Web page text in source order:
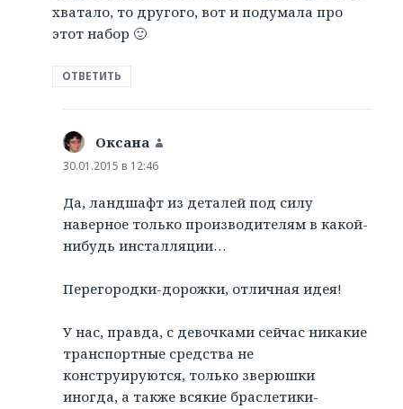
хватало, то другого, вот и подумала про
этот набор 🙂
ОТВЕТИТЬ
Оксана
30.01.2015 в 12:46
Да, ландшафт из деталей под силу
наверное только производителям в какой-
нибудь инсталляции…
Перегородки-дорожки, отличная идея!
У нас, правда, с девочками сейчас никакие
транспортные средства не
конструируются, только зверюшки
иногда, а также всякие браслетики-